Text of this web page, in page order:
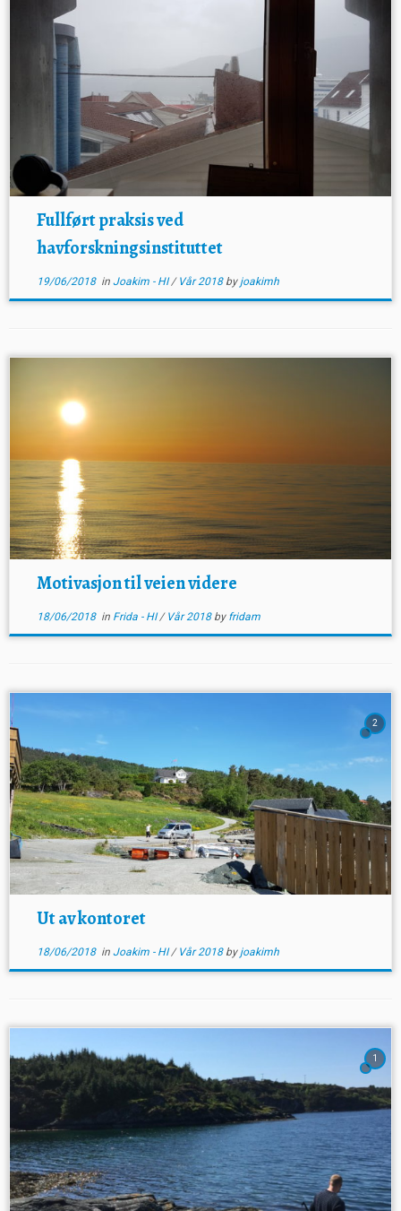
Fullført praksis ved
havforskningsinstituttet
19/06/2018in Joakim - HI/ Vår 2018 by joakimh
Motivasjon til veien videre
18/06/2018in Frida - HI/ Vår 2018 by fridam
2
Ut av kontoret
18/06/2018in Joakim - HI/ Vår 2018 by joakimh
1